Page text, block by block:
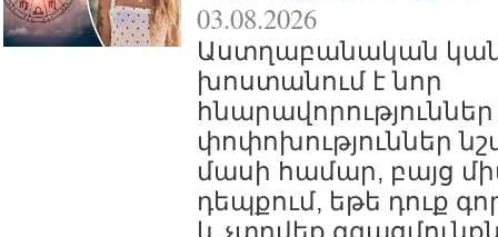
03.08.2026
Աստղաբանական
խոստանում է նոր
փոփոխություններ
մասի համար, բայց
դեպքում, եթե դուք